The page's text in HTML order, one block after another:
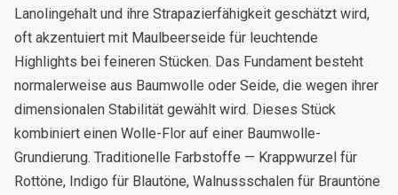
Lanolingehalt und ihre Strapazierfähigkeit geschätzt wird,
oft akzentuiert mit Maulbeerseide für leuchtende
Highlights bei feineren Stücken. Das Fundament besteht
normalerweise aus Baumwolle oder Seide, die wegen ihrer
dimensionalen Stabilität gewählt wird. Dieses Stück
kombiniert einen Wolle-Flor auf einer Baumwolle-
Grundierung. Traditionelle Farbstoffe — Krappwurzel für
Rottöne, Indigo für Blautöne, Walnussschalen für Brauntöne